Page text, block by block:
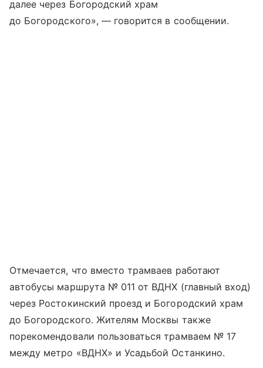
далее через Богородский храм
до Богородского», — говорится в сообщении.
Отмечается, что вместо трамваев работают
автобусы маршрута № 011 от ВДНХ (главный вход)
через Ростокинский проезд и Богородский храм
до Богородского. Жителям Москвы также
порекомендовали пользоваться трамваем № 17
между метро «ВДНХ» и Усадьбой Останкино.